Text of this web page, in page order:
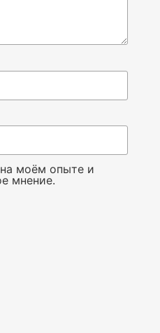
моём опыте и
мнение.